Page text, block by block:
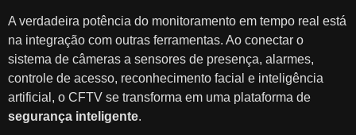
A verdadeira potência do monitoramento em tempo real está
na integração com outras ferramentas. Ao conectar o
sistema de câmeras a sensores de presença, alarmes,
controle de acesso, reconhecimento facial e inteligência
artificial, o CFTV se transforma em uma plataforma de
segurança inteligente.